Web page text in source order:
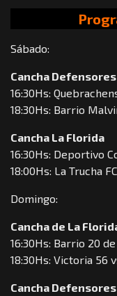
Sábado:
Cancha
16:30Hs:
18:30Hs: Barrio
Cancha La Florida
16:30Hs: Deportivo
18:00Hs: La Trucha
Domingo:
Cancha de La
16:30Hs: Barrio 20
18:30Hs: Victoria 56
Cancha